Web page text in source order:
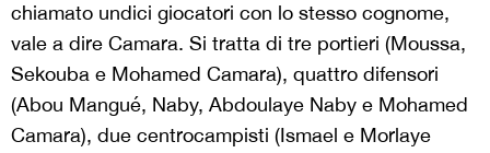
chiamato undici giocatori con lo stesso cognome,
vale a dire Camara. Si tratta di tre portieri (Moussa,
Sekouba e Mohamed Camara), quattro difensori
(Abou Mangué, Naby, Abdoulaye Naby e Mohamed
Camara), due centrocampisti (Ismael e Morlaye